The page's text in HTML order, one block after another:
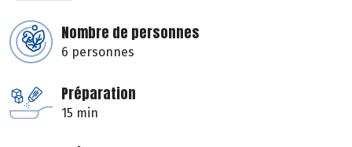
Nombre de personnes
6 personnes
Préparation
15 min